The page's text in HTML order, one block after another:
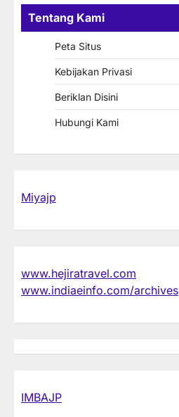
Tentang Kami
Peta Situs
Kebijakan Privasi
Beriklan Disini
Hubungi Kami
Miyajp
www.hejiratravel.com
www.indiaeinfo.com/archives
IMBAJP